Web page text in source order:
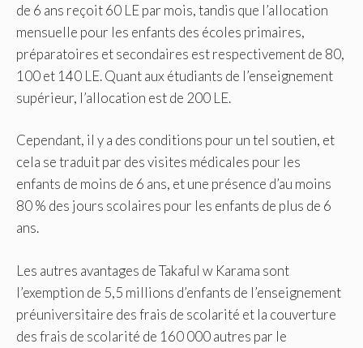
de 6 ans reçoit 60 LE par mois, tandis que l’allocation
mensuelle pour les enfants des écoles primaires,
préparatoires et secondaires est respectivement de 80,
100 et 140 LE. Quant aux étudiants de l’enseignement
supérieur, l’allocation est de 200 LE.
Cependant, il y a des conditions pour un tel soutien, et
cela se traduit par des visites médicales pour les
enfants de moins de 6 ans, et une présence d’au moins
80 % des jours scolaires pour les enfants de plus de 6
ans.
Les autres avantages de Takaful w Karama sont
l’exemption de 5,5 millions d’enfants de l’enseignement
préuniversitaire des frais de scolarité et la couverture
des frais de scolarité de 160 000 autres par le